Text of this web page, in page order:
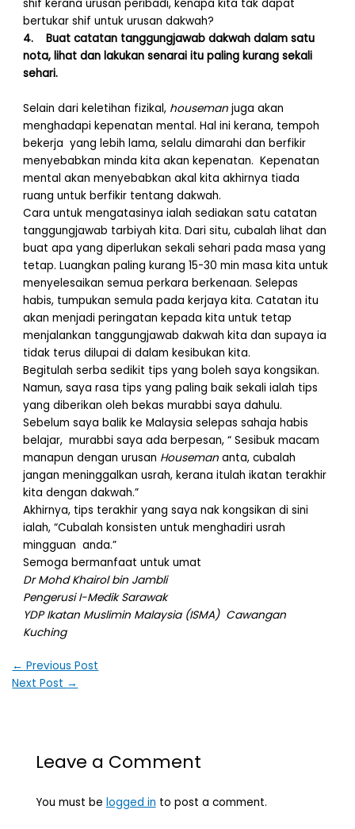
shif kerana urusan peribadi, kenapa kita tak dapat
bertukar shif untuk urusan dakwah?
4. Buat catatan tanggungjawab dakwah dalam satu
nota, lihat dan lakukan senarai itu paling kurang sekali
sehari.
Selain dari keletihan fizikal, houseman juga akan
menghadapi kepenatan mental. Hal ini kerana, tempoh
bekerja yang lebih lama, selalu dimarahi dan berfikir
menyebabkan minda kita akan kepenatan. Kepenatan
mental akan menyebabkan akal kita akhirnya tiada
ruang untuk berfikir tentang dakwah.
Cara untuk mengatasinya ialah sediakan satu catatan
tanggungjawab tarbiyah kita. Dari situ, cubalah lihat dan
buat apa yang diperlukan sekali sehari pada masa yang
tetap. Luangkan paling kurang 15-30 min masa kita untuk
menyelesaikan semua perkara berkenaan. Selepas
habis, tumpukan semula pada kerjaya kita. Catatan itu
akan menjadi peringatan kepada kita untuk tetap
menjalankan tanggungjawab dakwah kita dan supaya ia
tidak terus dilupai di dalam kesibukan kita.
Begitulah serba sedikit tips yang boleh saya kongsikan.
Namun, saya rasa tips yang paling baik sekali ialah tips
yang diberikan oleh bekas murabbi saya dahulu.
Sebelum saya balik ke Malaysia selepas sahaja habis
belajar, murabbi saya ada berpesan, “ Sesibuk macam
manapun dengan urusan Houseman anta, cubalah
jangan meninggalkan usrah, kerana itulah ikatan terakhir
kita dengan dakwah.”
Akhirnya, tips terakhir yang saya nak kongsikan di sini
ialah, “Cubalah konsisten untuk menghadiri usrah
mingguan anda.”
Semoga bermanfaat untuk umat
Dr Mohd Khairol bin Jambli
Pengerusi I-Medik Sarawak
YDP Ikatan Muslimin Malaysia (ISMA) Cawangan
Kuching
← Previous Post
Next Post →
Leave a Comment
You must be logged in to post a comment.